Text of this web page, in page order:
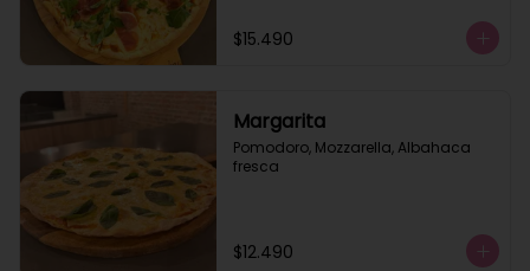
$15.490
Margarita
Pomodoro, Mozzarella, Albahaca
fresca
$12.490